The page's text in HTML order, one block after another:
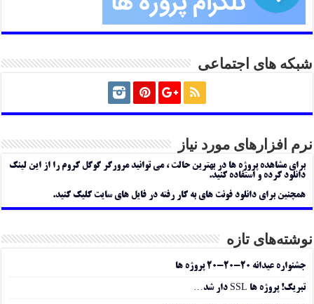
شبکه های اجتماعی
نرم افزارهای مورد نیاز
برای مشاهده پروژه ها در بهترین حالت ، می توانید مرورگر گوگل کروم را از این لینک
دانلود کرده و استفاده کنید.
همچنین برای دانلود فونت های به کار رفته در فایل های سایت کلیک کنید.
نوشته‌های تازه
جشنواره عیدانه ۲۰-۲۰-۲۰ پروژه ها
تبریک! پروژه ها SSL دار شد…